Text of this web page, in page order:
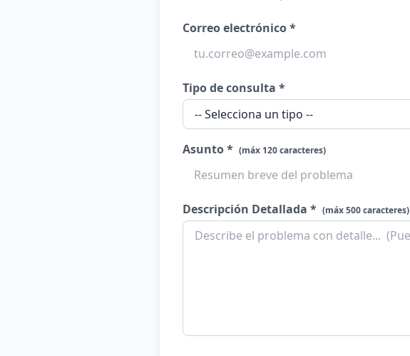
Correo electrónico *
Tipo de consulta *
Asunto * (máx 120 caracteres)
Descripción Detallada * (máx 500 caracteres)